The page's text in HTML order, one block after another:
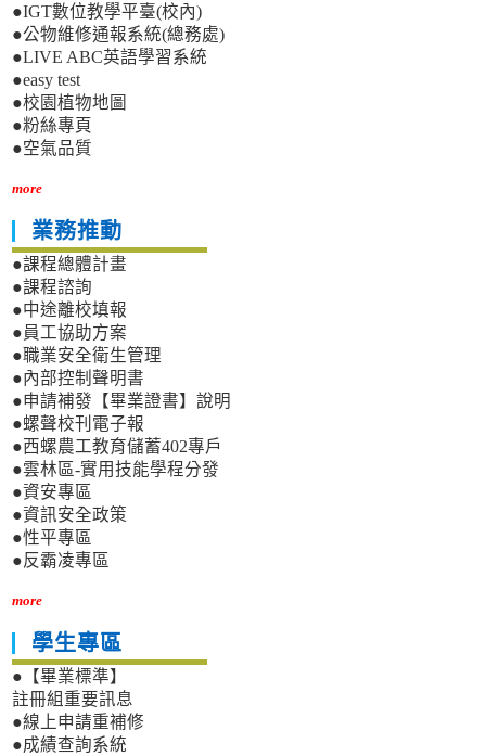
●IGT數位教學平臺(校內)
●公物維修通報系統(總務處)
●LIVE ABC英語學習系統
●easy test
●校園植物地圖
●粉絲專頁
●空氣品質
more
業務推動
●課程總體計畫
●課程諮詢
●中途離校填報
●員工協助方案
●職業安全衛生管理
●內部控制聲明書
●申請補發【畢業證書】說明
●螺聲校刊電子報
●西螺農工教育儲蓄402專戶
●雲林區-實用技能學程分發
●資安專區
●資訊安全政策
●性平專區
●反霸凌專區
more
學生專區
●【畢業標準】
註冊組重要訊息
●線上申請重補修
●成績查詢系統